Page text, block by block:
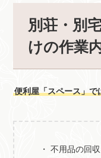
別荘・別
けの作業
便利屋「スペース」
不用品の回